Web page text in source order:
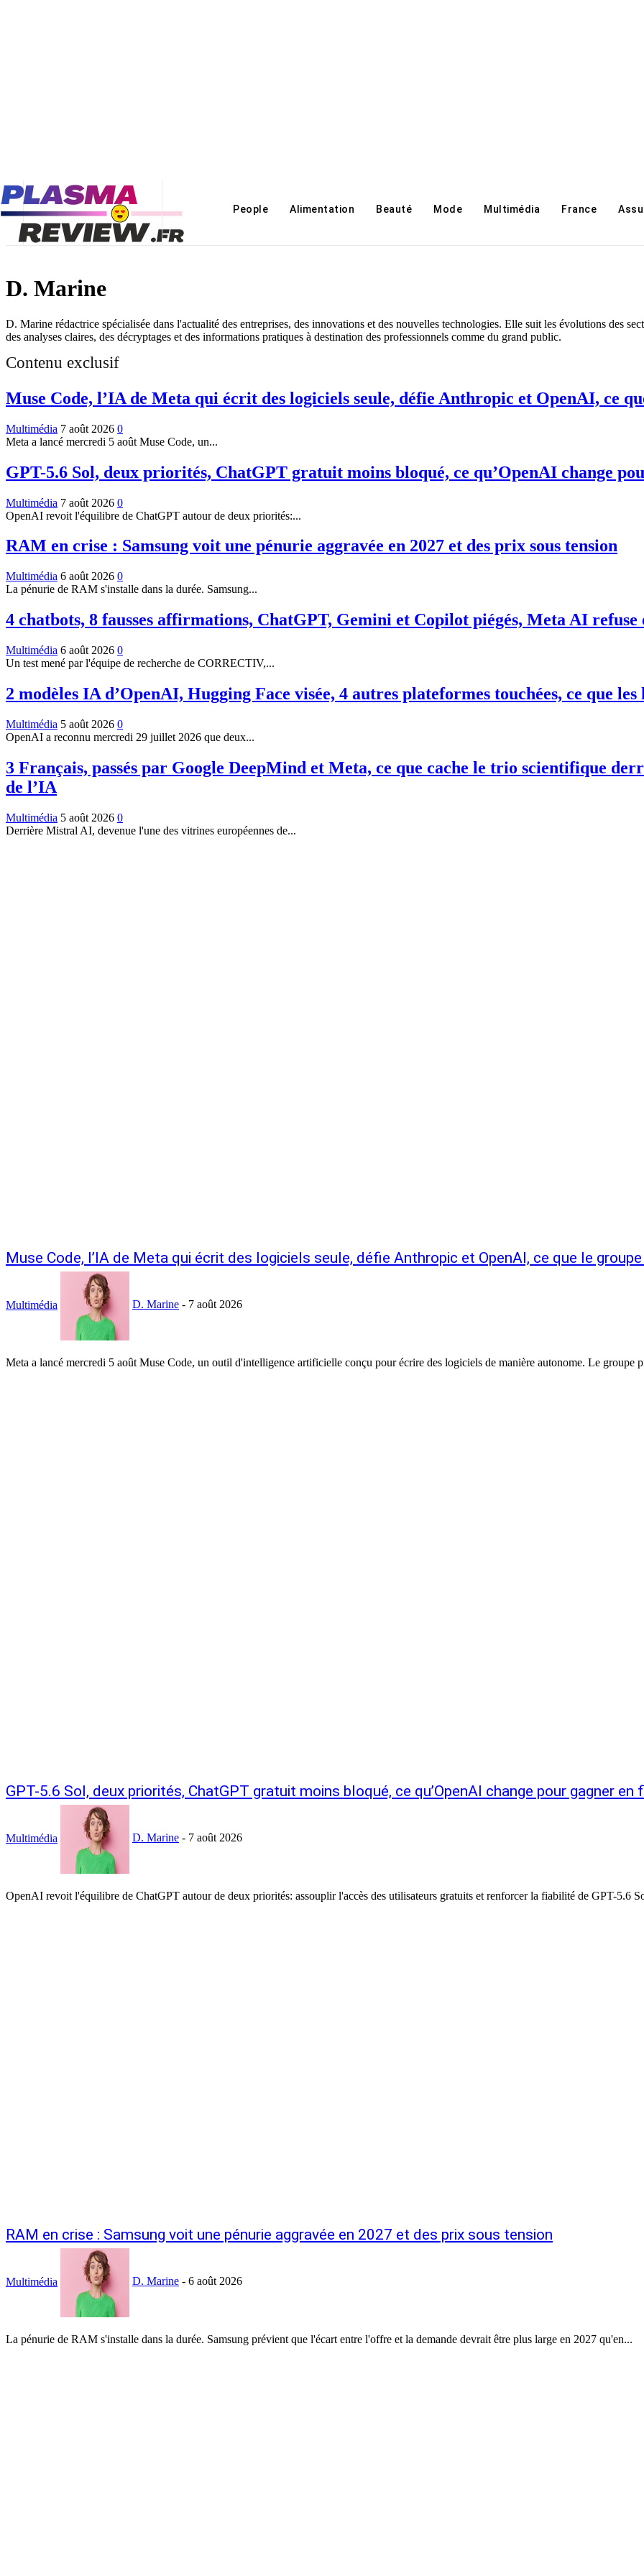
People Alimentation Beauté Mode Multimédia France
D. Marine
D. Marine rédactrice spécialisée dans l'actualité des entreprises, des innovations et des nouvelles technologies. Elle suit les évolutions des
des analyses claires, des décryptages et des informations pratiques à destination des professionnels comme du grand public.
Contenu exclusif
Muse Code, l’IA de Meta qui écrit des logiciels seule, défie Anthropic et OpenAI, ce
Multimédia 7 août 2026 0
Meta a lancé mercredi 5 août Muse Code, un...
GPT-5.6 Sol, deux priorités, ChatGPT gratuit moins bloqué, ce qu’OpenAI change
Multimédia 7 août 2026 0
OpenAI revoit l'équilibre de ChatGPT autour de deux priorités:...
RAM en crise : Samsung voit une pénurie aggravée en 2027 et des prix sous tension
Multimédia 6 août 2026 0
La pénurie de RAM s'installe dans la durée. Samsung...
4 chatbots, 8 fausses affirmations, ChatGPT, Gemini et Copilot piégés, Meta AI
Multimédia 6 août 2026 0
Un test mené par l'équipe de recherche de CORRECTIV,...
2 modèles IA d’OpenAI, Hugging Face visée, 4 autres plateformes touchées, ce que
Multimédia 5 août 2026 0
OpenAI a reconnu mercredi 29 juillet 2026 que deux...
3 Français, passés par Google DeepMind et Meta, ce que cache le trio scientifique
de l’IA
Multimédia 5 août 2026 0
Derrière Mistral AI, devenue l'une des vitrines européennes de...
Muse Code, l’IA de Meta qui écrit des logiciels seule, défie Anthropic et OpenAI, ce que le
Multimédia D. Marine - 7 août 2026
Meta a lancé mercredi 5 août Muse Code, un outil d'intelligence artificielle conçu pour écrire des logiciels de manière autonome. Le groupe
GPT-5.6 Sol, deux priorités, ChatGPT gratuit moins bloqué, ce qu’OpenAI change pour gagner
Multimédia D. Marine - 7 août 2026
OpenAI revoit l'équilibre de ChatGPT autour de deux priorités: assouplir l'accès des utilisateurs gratuits et renforcer la fiabilité de GPT-5.6
RAM en crise : Samsung voit une pénurie aggravée en 2027 et des prix sous tension
Multimédia D. Marine - 6 août 2026
La pénurie de RAM s'installe dans la durée. Samsung prévient que l'écart entre l'offre et la demande devrait être plus large en 2027 qu'en...